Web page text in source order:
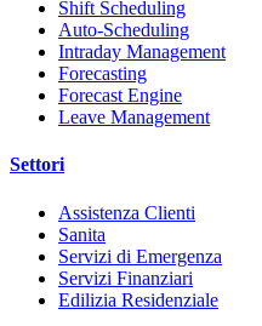
Shift Scheduling
Auto-Scheduling
Intraday Management
Forecasting
Forecast Engine
Leave Management
Settori
Assistenza Clienti
Sanita
Servizi di Emergenza
Servizi Finanziari
Edilizia Residenziale